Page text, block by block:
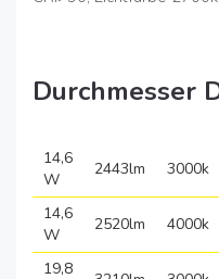
Durchmesser
14,6
W
2443lm 3000k
14,6
W
2520lm 4000k
19,8